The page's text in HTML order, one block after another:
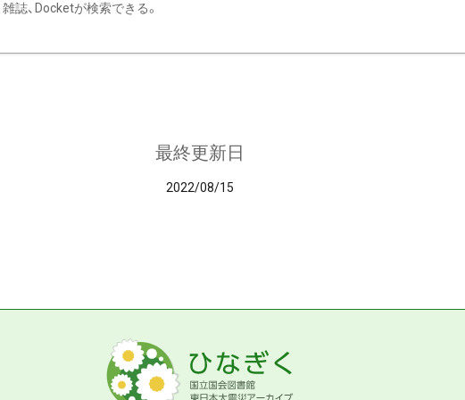
雑誌、Docketが検索できる。
最終更新日
2022/08/15